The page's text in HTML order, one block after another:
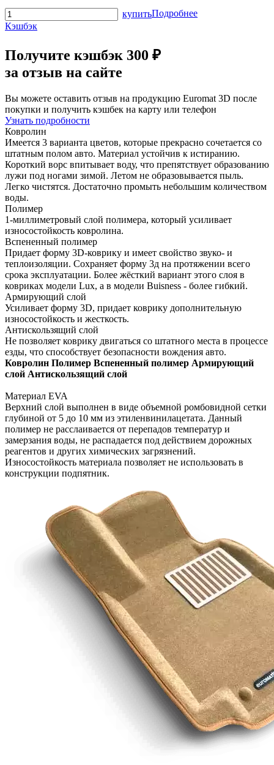
купитьПодробнее
Кэшбэк
Получите кэшбэк 300 ₽
за отзыв на сайте
Вы можете оставить отзыв на продукцию Euromat 3D после
покупки и получить кэшбек на карту или телефон
Узнать подробности
Ковролин
Имеется 3 варианта цветов, которые прекрасно сочетается со
штатным полом авто. Материал устойчив к истиранию.
Короткий ворс впитывает воду, что препятствует образованию
лужи под ногами зимой. Летом не образовывается пыль.
Легко чистятся. Достаточно промыть небольшим количеством
воды.
Полимер
1-миллиметровый слой полимера, который усиливает
износостойкость ковролина.
Вспененный полимер
Придает форму 3D-коврику и имеет свойство звуко- и
теплоизоляции. Сохраняет форму 3д на протяжении всего
срока эксплуатации. Более жёсткий вариант этого слоя в
ковриках модели Lux, а в модели Buisness - более гибкий.
Армирующий слой
Усиливает форму 3D, придает коврику дополнительную
износостойкость и жесткость.
Антискользящий слой
Не позволяет коврику двигаться со штатного места в процессе
езды, что способствует безопасности вождения авто.
Ковролин Полимер Вспененный полимер Армирующий
слой Антискользящий слой
Материал EVA
Верхний слой выполнен в виде объемной ромбовидной сетки
глубиной от 5 до 10 мм из этиленвинилацетата. Данный
полимер не расслаивается от перепадов температур и
замерзания воды, не распадается под действием дорожных
реагентов и других химических загрязнений.
Износостойкость материала позволяет не использовать в
конструкции подпятник.